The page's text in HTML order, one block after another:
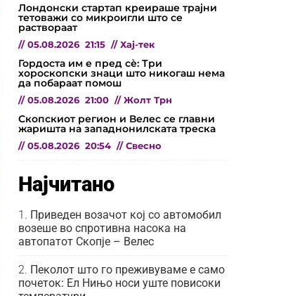
Лондонски стартап креираше трајни
тетоважи со микроигли што се
раствораат
// 05.08.2026 21:15 // Хај-тек
Гордоста им е пред сѐ: Три
хороскопски знаци што никогаш нема
да побараат помош
// 05.08.2026 21:00 // Жолт Трн
Скопскиот регион и Велес се главни
жаришта на западнонилската треска
// 05.08.2026 20:54 // Свесно
Најчитано
Приведен возачот кој со автомобил
возеше во спротивна насока на
автопатот Скопје – Велес
Пеколот што го преживуваме е само
почеток: Ел Нињо носи уште повисоки